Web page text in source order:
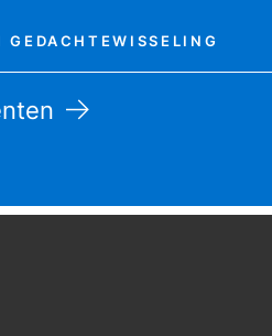
GEDACHTEWISSELING